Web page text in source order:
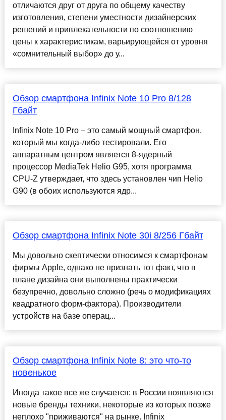
отличаются друг от друга по общему качеству
изготовления, степени уместности дизайнерских
решений и привлекательности по соотношению
цены к характеристикам, варьирующейся от уровня
«сомнительный выбор» до у...
Обзор смартфона Infinix Note 10 Pro 8/128
Гбайт
Infinix Note 10 Pro – это самый мощный смартфон,
который мы когда-либо тестировали. Его
аппаратным центром является 8-ядерный
процессор MediaTek Helio G95, хотя программа
CPU-Z утверждает, что здесь установлен чип Helio
G90 (в обоих используются ядр...
Обзор смартфона Infinix Note 30i 8/256 Гбайт
Мы довольно скептически относимся к смартфонам
фирмы Apple, однако не признать тот факт, что в
плане дизайна они выполнены практически
безупречно, довольно сложно (речь о модификациях
квадратного форм-фактора). Производители
устройств на базе операц...
Обзор смартфона Infinix Note 8: это что-то
новенькое
Иногда такое все же случается: в России появляются
новые бренды техники, некоторые из которых позже
неплохо "приживаются" на рынке. Infinix